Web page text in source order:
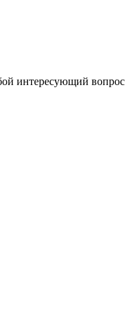
интересующий вопрос